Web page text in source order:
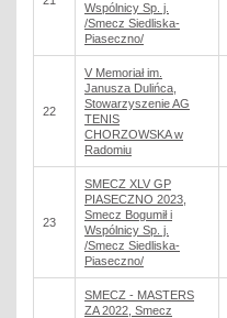
Wspólnicy Sp. j.
/Smecz Siedliska-
Piaseczno/
22
V Memoriał im.
Janusza Dulińca,
Stowarzyszenie AG
TENIS
CHORZOWSKA w
Radomiu
23
SMECZ XLV GP
PIASECZNO 2023,
Smecz Bogumił i
Wspólnicy Sp. j.
/Smecz Siedliska-
Piaseczno/
SMECZ - MASTERS
ZA 2022, Smecz